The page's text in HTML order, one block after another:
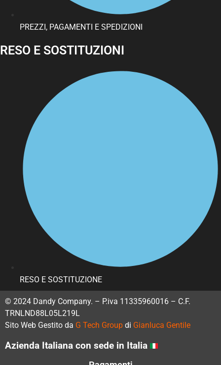
PREZZI, PAGAMENTI E SPEDIZIONI
RESO E SOSTITUZIONI
RESO E SOSTITUZIONE
© 2024 Dandy Company. – P.iva 11335960016 – C.F.
TRNLND88L05L219L
Sito Web Gestito da G Tech Group di Gianluca Gentile
Azienda Italiana con sede in Italia